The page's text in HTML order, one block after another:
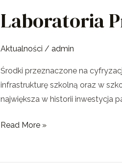
Laboratoria
Aktualności / admin
Środki przeznaczone na
infrastrukturę szkolną oraz w
największa w historii inwestycja
Read More »